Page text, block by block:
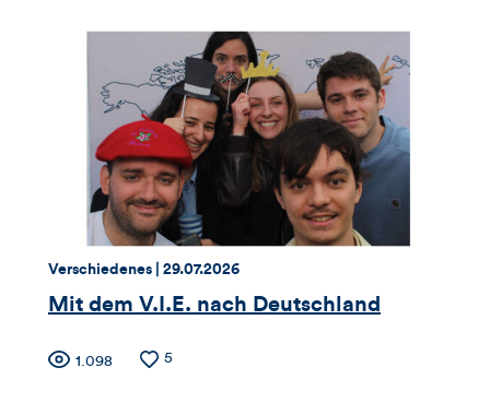
Thema:
Verschiedenes | Datum:
29.07.2026
Mit dem V.I.E. nach Deutschland
Zähler
Anzahl
1.098
Anzahl
5